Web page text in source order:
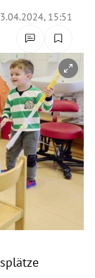
15:51